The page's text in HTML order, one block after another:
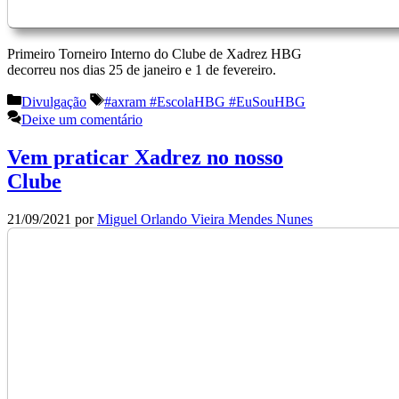
Primeiro Torneiro Interno do Clube de Xadrez HBG
decorreu nos dias 25 de janeiro e 1 de fevereiro.
Categorias
Divulgação Etiquetas
#axram #EscolaHBG #EuSouHBG
Deixe um comentário
Vem praticar Xadrez no nosso
Clube
21/09/2021 porMiguel Orlando Vieira Mendes Nunes